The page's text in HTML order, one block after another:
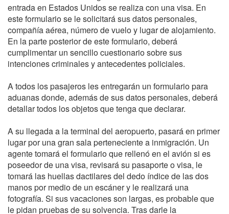
entrada en Estados Unidos se realiza con una visa. En
este formulario se le solicitará sus datos personales,
compañía aérea, número de vuelo y lugar de alojamiento.
En la parte posterior de este formulario, deberá
cumplimentar un sencillo cuestionario sobre sus
intenciones criminales y antecedentes policiales.
A todos los pasajeros les entregarán un formulario para
aduanas donde, además de sus datos personales, deberá
detallar todos los objetos que tenga que declarar.
A su llegada a la terminal del aeropuerto, pasará en primer
lugar por una gran sala perteneciente a inmigración. Un
agente tomará el formulario que rellenó en el avión si es
poseedor de una visa, revisará su pasaporte o visa, le
tomará las huellas dactilares del dedo índice de las dos
manos por medio de un escáner y le realizará una
fotografía. Si sus vacaciones son largas, es probable que
le pidan pruebas de su solvencia. Tras darle la